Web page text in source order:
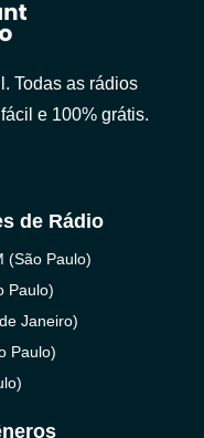
Todas as rádios
e 100% grátis.
de Rádio
(São Paulo)
Paulo)
Janeiro)
Paulo)